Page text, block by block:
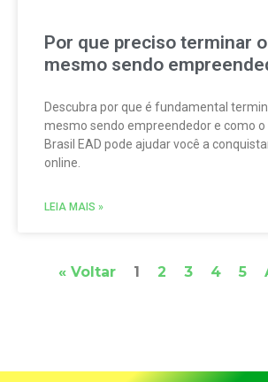
Por que preciso terminar
mesmo sendo
Descubra por que é fundamental
mesmo sendo empreendedor e como o
Brasil EAD pode ajudar você a
online.
LEIA MAIS »
« Voltar 1 2 3 4 5